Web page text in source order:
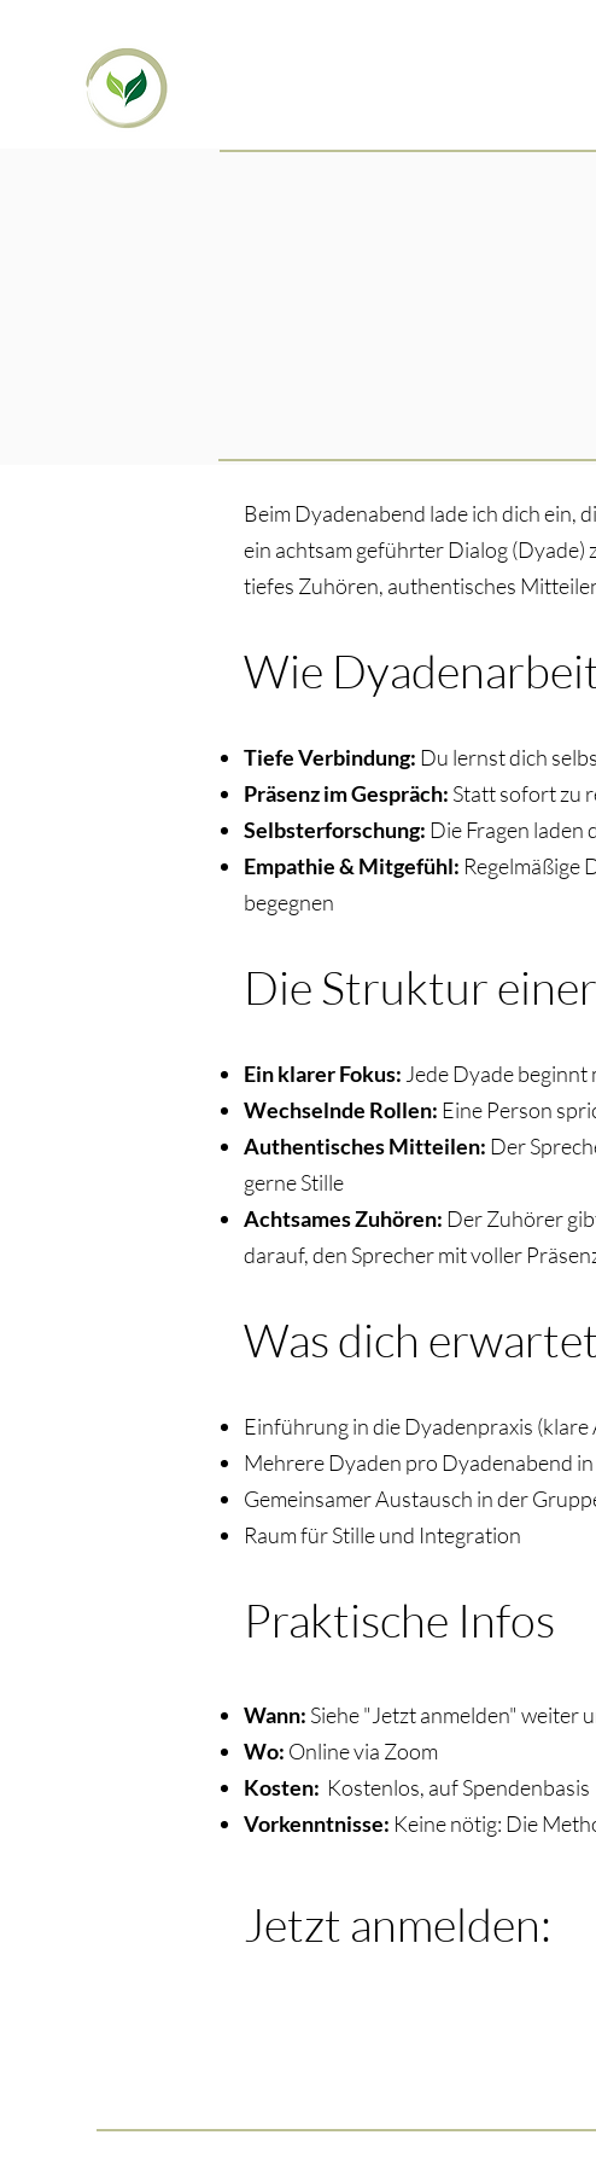
Beim Dyadenabend lade ich dich ein,
ein achtsam geführter Dialog (Dyade)
tiefes Zuhören, authentisches
Wie
Tiefe Verbindung: Du lernst dich
Präsenz im Gespräch: Statt sofort zu
Selbsterforschung: Die Fragen laden
Empathie & Mitgefühl: Regelmäßige
begegnen
Die Struktur
Ein klarer Fokus: Jede Dyade
Wechselnde Rollen: Eine Person
Authentisches Mitteilen: Der
gerne Stille
Achtsames Zuhören: Der Zuhörer
darauf, den Sprecher mit voller
Was dich
Einführung in die Dyadenpraxis (klare
Mehrere Dyaden pro Dyadenabend
Gemeinsamer Austausch in der
Raum für Stille und Integration
Praktische Infos
Wann: Siehe "Jetzt anmelden" weiter
Wo: Online via Zoom
Kosten: Kostenlos, auf Spendenbasis
Vorkenntnisse: Keine nötig: Die
Jetzt anmelden: